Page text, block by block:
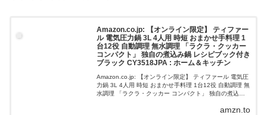
Amazon.co.jp: 【オンライン限定】 ティファー
ル 電気圧力鍋 3L 4人用 時短 おまかせ手料理 1
台12役 自動調理 無水調理 「ラクラ・クッカー
コンパクト」 独自の煮込み鍋 レシピブック付き
ブラック CY3518JPA : ホーム＆キッチン
Amazon.co.jp: 【オンライン限定】 ティファール 電気圧
力鍋 3L 4人用 時短 おまかせ手料理 1台12役 自動調理 無
水調理 「ラクラ・クッカー コンパクト」 独自の煮込み
amzn.to